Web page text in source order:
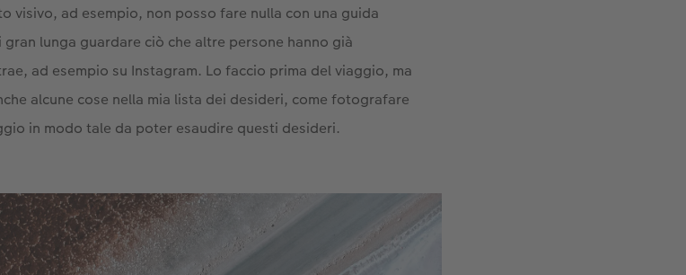
visivo, ad esempio, non posso fare nulla con una guida
lunga guardare ciò che altre persone hanno già
ad esempio su Instagram. Lo faccio prima del viaggio, ma
alcune cose nella mia lista dei desideri, come fotografare
in modo tale da poter esaudire questi desideri.